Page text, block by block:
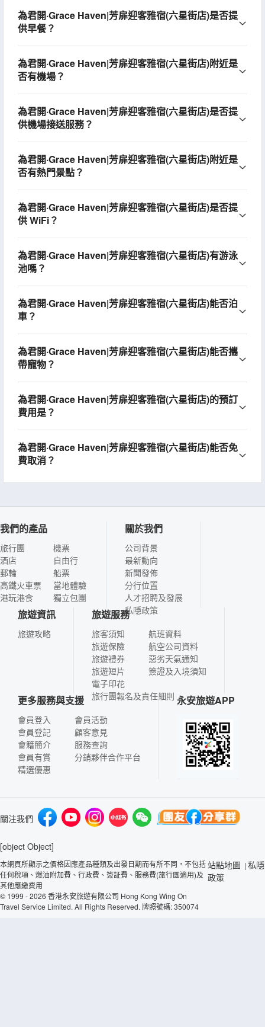
為君開·Grace Haven|芳扉迎客雅宿(六星街店)是否提
供早餐？
為君開·Grace Haven|芳扉迎客雅宿(六星街店)附近是
否有機場？
為君開·Grace Haven|芳扉迎客雅宿(六星街店)是否提
供機場接送服務？
為君開·Grace Haven|芳扉迎客雅宿(六星街店)附近是
否有熱門景點？
為君開·Grace Haven|芳扉迎客雅宿(六星街店)是否提
供 WiFi？
為君開·Grace Haven|芳扉迎客雅宿(六星街店)有游泳
池嗎？
為君開·Grace Haven|芳扉迎客雅宿(六星街店)能否泊
車？
為君開·Grace Haven|芳扉迎客雅宿(六星街店)能否攜
帶寵物？
為君開·Grace Haven|芳扉迎客雅宿(六星街店)的預訂
費用是？
為君開·Grace Haven|芳扉迎客雅宿(六星街店)能否免
費取消？
我們的產品
旅行團
酒店
郵輪
高鐵火車票
港玩港食
機票
自由行
船票
當地體驗
獨立包團
關於我們
公司背景
最新動向
新聞發佈
分行位置
人才招聘及發展
私隱政策
旅遊資訊
旅遊攻略
旅遊服務
旅客須知
旅遊保險
旅遊禮券
旅遊短片
電子印花
航班資料
航空公司資料
惡劣天氣通知
簽證及入境須知
旅行團報名及責任細則
更多服務與支援
會員登入
會員登記
會籍簡介
會員有賞
精選優惠
會員活動
顧客意見
服務查詢
分銷夥伴合作平台
永安旅遊APP
關注我們
[object Object]
本網頁所顯示之價格因應產品種類及出發日期而有所不同，不包括
任何稅項、燃油附加費、行政費、簽証費、服務費(旅行團適用)及
其他應繳費用
© 1999 - 2026 香港永安旅遊有限公司 Hong Kong Wing On
Travel Service Limited. All Rights Reserved. 牌照號碼: 350074
站點地圖 | 私隱
政策